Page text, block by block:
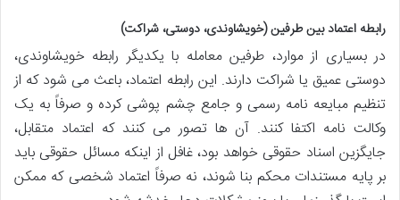
رابطه اعتماد بین طرفین (خویشاوندی، دوستی، شراکت)
در بسیاری از موارد، طرفین معامله با یکدیگر رابطه خویشاوندی،
دوستی عمیق یا شراکت دارند. این رابطه اعتماد، باعث می شود که از
تنظیم مبایعه نامه رسمی و جامع چشم پوشی کرده و صرفاً به یک
وکالت نامه اکتفا کنند. آن ها تصور می کنند که اعتماد متقابل،
جایگزین اسناد حقوقی خواهد بود، غافل از اینکه مسائل حقوقی باید
بر پایه مستندات محکم بنا شوند، نه صرفاً اعتماد شخصی که ممکن